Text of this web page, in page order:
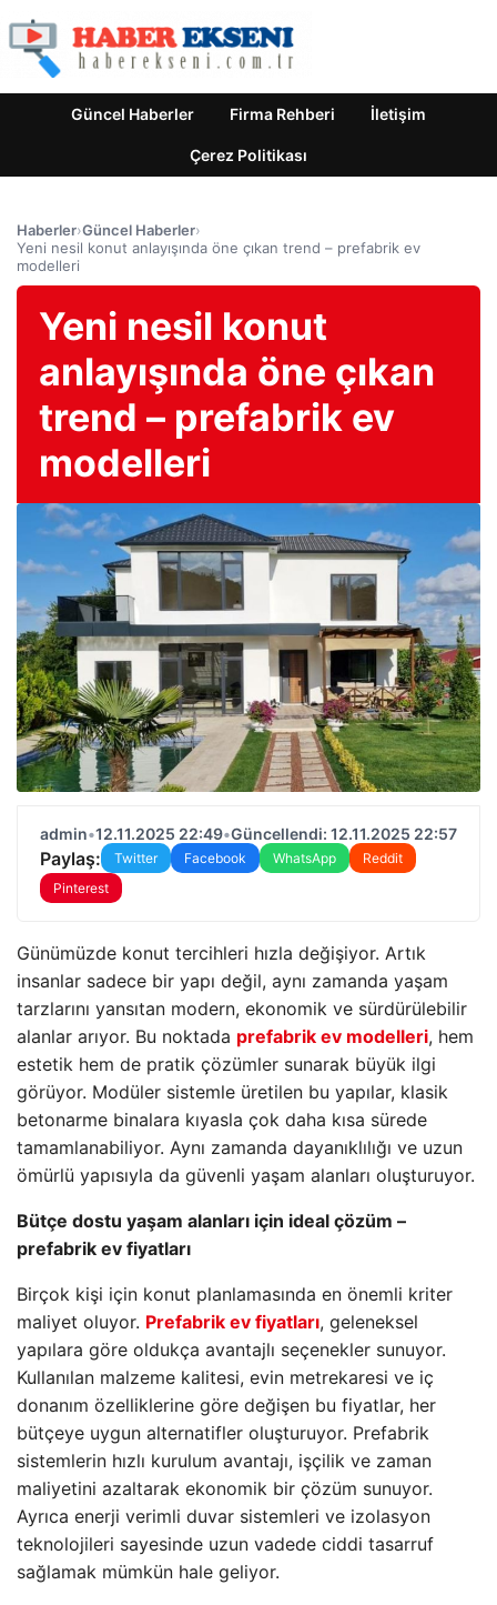
Güncel Haberler Firma Rehberi İletişim
Çerez Politikası
Haberler›Güncel Haberler›
Yeni nesil konut anlayışında öne çıkan trend – prefabrik ev
modelleri
Yeni nesil konut
anlayışında öne çıkan
trend – prefabrik ev
modelleri
admin•12.11.2025 22:49•Güncellendi: 12.11.2025 22:57
Paylaş: Twitter Facebook WhatsApp
Reddit
Pinterest
Günümüzde konut tercihleri hızla değişiyor. Artık
insanlar sadece bir yapı değil, aynı zamanda yaşam
tarzlarını yansıtan modern, ekonomik ve sürdürülebilir
alanlar arıyor. Bu noktada prefabrik ev modelleri, hem
estetik hem de pratik çözümler sunarak büyük ilgi
görüyor. Modüler sistemle üretilen bu yapılar, klasik
betonarme binalara kıyasla çok daha kısa sürede
tamamlanabiliyor. Aynı zamanda dayanıklılığı ve uzun
ömürlü yapısıyla da güvenli yaşam alanları oluşturuyor.
Bütçe dostu yaşam alanları için ideal çözüm –
prefabrik ev fiyatları
Birçok kişi için konut planlamasında en önemli kriter
maliyet oluyor. Prefabrik ev fiyatları, geleneksel
yapılara göre oldukça avantajlı seçenekler sunuyor.
Kullanılan malzeme kalitesi, evin metrekaresi ve iç
donanım özelliklerine göre değişen bu fiyatlar, her
bütçeye uygun alternatifler oluşturuyor. Prefabrik
sistemlerin hızlı kurulum avantajı, işçilik ve zaman
maliyetini azaltarak ekonomik bir çözüm sunuyor.
Ayrıca enerji verimli duvar sistemleri ve izolasyon
teknolojileri sayesinde uzun vadede ciddi tasarruf
sağlamak mümkün hale geliyor.